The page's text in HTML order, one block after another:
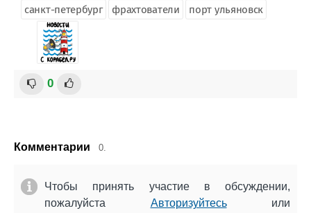
санкт-петербург
фрахтователи порт ульяновск
0
Комментарии 0.
Чтобы принять участие в обсуждении,
пожалуйста Авторизуйтесьили